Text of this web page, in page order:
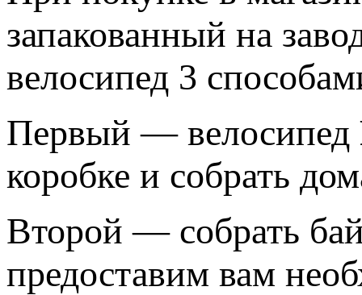
запакованный на
велосипед 3
Первый — велосипед
коробке и собрать
Второй — собрать
предоставим вам